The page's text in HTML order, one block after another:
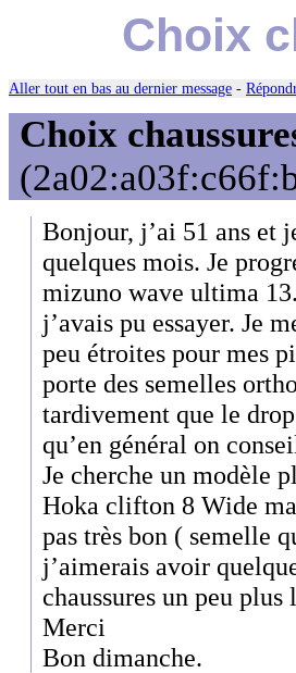
Choix
Aller tout en bas au dernier message -
Choix
Bonjour, j’ai 51 ans et
quelques mois. Je
mizuno wave ultima
j’avais pu essayer. Je
peu étroites pour mes
porte des semelles
tardivement que le
qu’en général on
Je cherche un modèle
Hoka clifton 8 Wide
pas très bon ( semelle
j’aimerais avoir
chaussures un peu plus
Merci
Bon dimanche.